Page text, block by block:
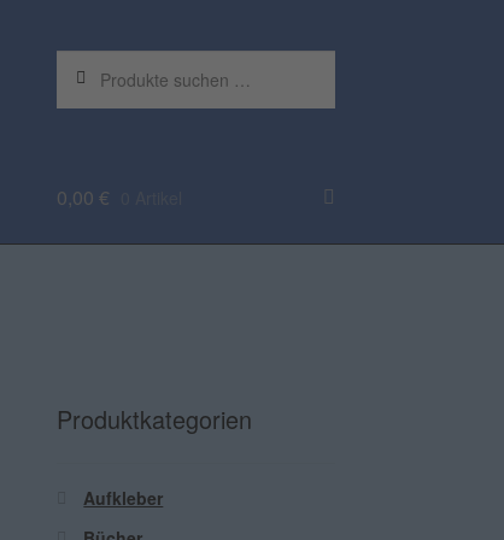
nach:
0,00 €
Produktkategorien
Aufkleber